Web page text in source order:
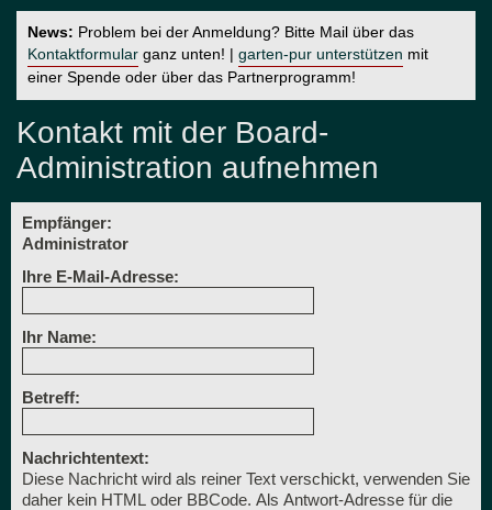
News: Problem bei der Anmeldung? Bitte Mail über das
Kontaktformular ganz unten! | garten-pur unterstützen mit
einer Spende oder über das Partnerprogramm!
Kontakt mit der Board-
Administration aufnehmen
Empfänger:
Administrator
Ihre E-Mail-Adresse:
Ihr Name:
Betreff:
Nachrichtentext:
Diese Nachricht wird als reiner Text verschickt, verwenden Sie
daher kein HTML oder BBCode. Als Antwort-Adresse für die